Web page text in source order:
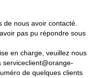
de nous avoir contacté.
pas pu répondre sous
en charge, veuillez nous
de quelques clients